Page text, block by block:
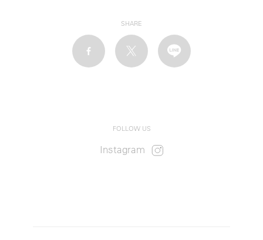
SHARE
FOLLOW US
Instagram